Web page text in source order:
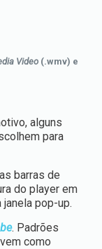
Video (.wmv) e
alguns
para
barras de
do player em
pop-up.
. Padrões
como